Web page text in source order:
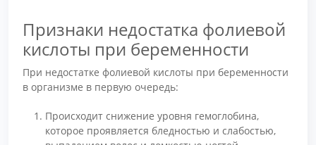
Признаки недостатка фолиевой
кислоты при беременности
При недостатке фолиевой кислоты при беременности
в организме в первую очередь:
Происходит снижение уровня гемоглобина,
которое проявляется бледностью и слабостью,